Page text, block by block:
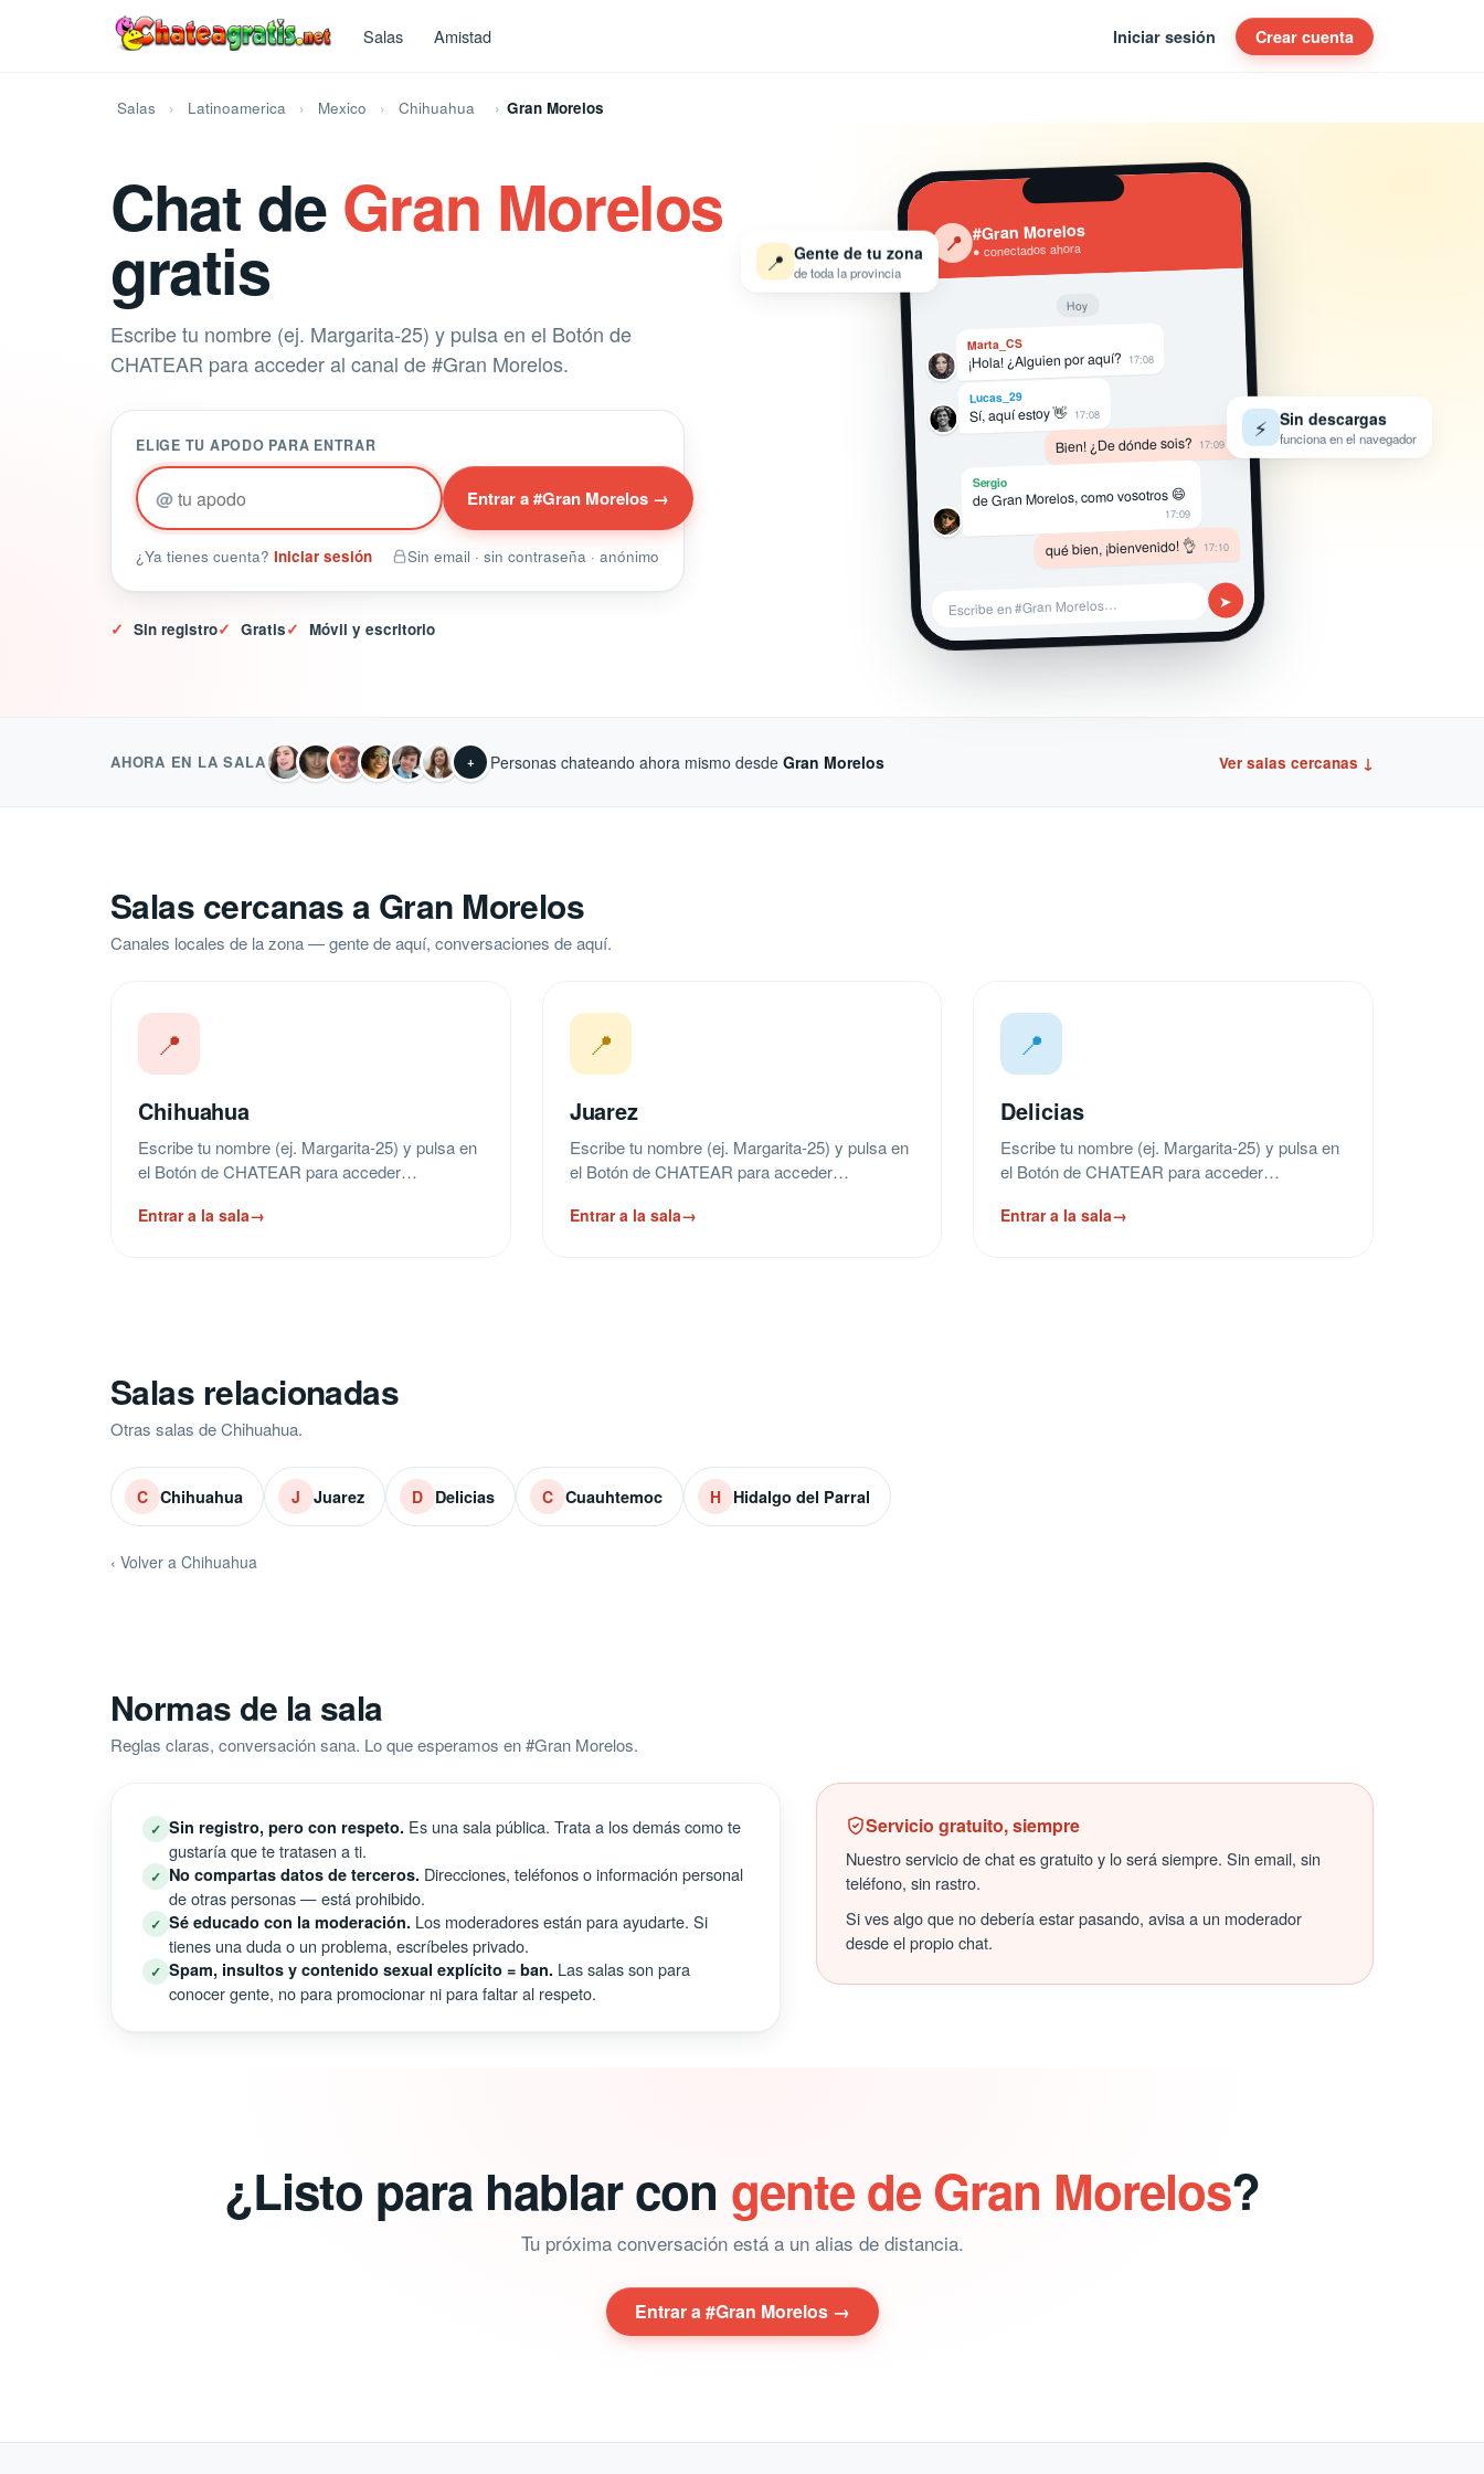
Salas Amistad Iniciar sesión Crear cuenta
Salas Latinoamerica Mexico Chihuahua Gran Morelos
Chat de Gran Morelos
gratis
Escribe tu nombre (ej. Margarita-25) y pulsa en el Botón de
CHATEAR para acceder al canal de #Gran Morelos.
ELIGE TU APODO PARA ENTRAR
@ Entrar a #Gran Morelos →
¿Ya tienes cuenta? Iniciar sesión Sin email · sin contraseña · anónimo
✓ Sin registro✓ Gratis✓ Móvil y escritorio
‹ 📍 #Gran Morelos
● conectados ahora
Hoy
Marta_CS
¡Hola! ¿Alguien por aquí? 17:08
Lucas_29
Sí, aquí estoy 👋 17:08
Bien! ¿De dónde sois? 17:09
Sergio
de Gran Morelos, como vosotros 😄
17:09
qué bien, ¡bienvenido! 👌 17:10
Escribe en #Gran Morelos… ➤
📍 Gente de tu zona
de toda la provincia
⚡ Sin descargas
funciona en el navegador
AHORA EN LA SALA + Personas chateando ahora mismo desdeGran Morelos Ver salas cercanas ↓
Salas cercanas a Gran Morelos
Canales locales de la zona — gente de aquí, conversaciones de aquí.
📍
Chihuahua
Escribe tu nombre (ej. Margarita-25) y pulsa en
el Botón de CHATEAR para acceder…
Entrar a la sala→
📍
Juarez
Escribe tu nombre (ej. Margarita-25) y pulsa en
el Botón de CHATEAR para acceder…
Entrar a la sala→
📍
Delicias
Escribe tu nombre (ej. Margarita-25) y pulsa en
el Botón de CHATEAR para acceder…
Entrar a la sala→
Salas relacionadas
Otras salas de Chihuahua.
C Chihuahua J Juarez D Delicias C Cuauhtemoc H Hidalgo del Parral
‹ Volver a Chihuahua
Normas de la sala
Reglas claras, conversación sana. Lo que esperamos en #Gran Morelos.
✓ Sin registro, pero con respeto. Es una sala pública. Trata a los demás como te
gustaría que te tratasen a ti.
✓ No compartas datos de terceros. Direcciones, teléfonos o información personal
de otras personas — está prohibido.
✓ Sé educado con la moderación. Los moderadores están para ayudarte. Si
tienes una duda o un problema, escríbeles privado.
✓ Spam, insultos y contenido sexual explícito = ban. Las salas son para
conocer gente, no para promocionar ni para faltar al respeto.
Servicio gratuito, siempre
Nuestro servicio de chat es gratuito y lo será siempre. Sin email, sin
teléfono, sin rastro.
Si ves algo que no debería estar pasando, avisa a un moderador
desde el propio chat.
¿Listo para hablar con gente de Gran Morelos?
Tu próxima conversación está a un alias de distancia.
Entrar a #Gran Morelos →